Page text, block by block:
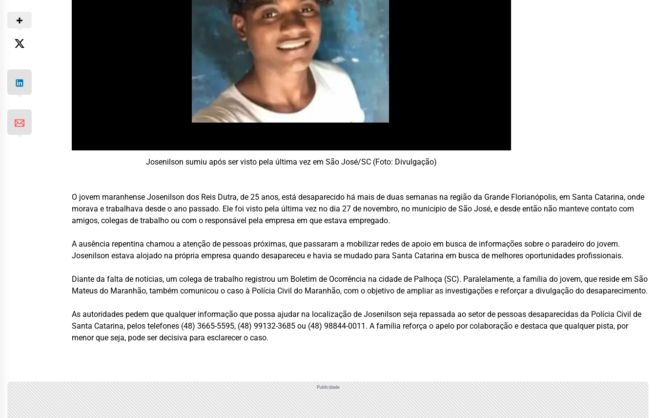
Josenilson sumiu após ser visto pela última vez em São José/SC (Foto: Divulgação)
O jovem maranhense Josenilson dos Reis Dutra, de 25 anos, está desaparecido há mais de duas semanas na região da Grande Florianópolis, em Santa Catarina, onde
morava e trabalhava desde o ano passado. Ele foi visto pela última vez no dia 27 de novembro, no município de São José, e desde então não manteve contato com
amigos, colegas de trabalho ou com o responsável pela empresa em que estava empregado.
A ausência repentina chamou a atenção de pessoas próximas, que passaram a mobilizar redes de apoio em busca de informações sobre o paradeiro do jovem.
Josenilson estava alojado na própria empresa quando desapareceu e havia se mudado para Santa Catarina em busca de melhores oportunidades profissionais.
Diante da falta de notícias, um colega de trabalho registrou um Boletim de Ocorrência na cidade de Palhoça (SC). Paralelamente, a família do jovem, que reside em São
Mateus do Maranhão, também comunicou o caso à Polícia Civil do Maranhão, com o objetivo de ampliar as investigações e reforçar a divulgação do desaparecimento.
As autoridades pedem que qualquer informação que possa ajudar na localização de Josenilson seja repassada ao setor de pessoas desaparecidas da Polícia Civil de
Santa Catarina, pelos telefones (48) 3665-5595, (48) 99132-3685 ou (48) 98844-0011. A família reforça o apelo por colaboração e destaca que qualquer pista, por
menor que seja, pode ser decisiva para esclarecer o caso.
Publicidade